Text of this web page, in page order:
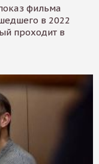
фильма
в 2022
проходит в